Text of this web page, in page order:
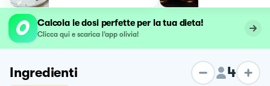
Calcola le dosi perfette per la tua dieta!
Clicca qui e scarica l’app olivia!
Ingredienti 4